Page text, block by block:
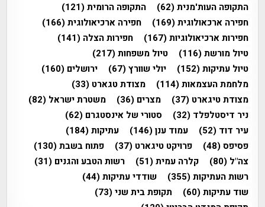
התקופה העות'מנית(62) התקופה הרומית(121)
חפירה ארכאולוגית(169) חפירה ארכיאולוגית(166)
חפירות ארכיאולוגיות(167) חפירות הצלה (141)
טיול מורשת(116) טיול משפחות(217)
טיול עתיקות(152) יולי שוורץ(67) ירושלים (160)
מלחמת העצמאות(114) מצודת טגארט (33)
מצודת טיגארט (37) מצרים (36) משטרת ישראל (82)
ניר דיסטלפלד (32) סטורי של אינסטגרם (62)
עיר דוד (52) עמוד ענן(146) עתיקות(184)
פסיפס(48) פרויקט טיגארט (37) פתוח בשבת(130)
צה"ל (80) קלרה עמית(51) רשות הטבע והגנים (31)
רשות העתיקות(355) שודדי עתיקות(44)
שוד עתיקות(60) תקופת בית שני(73)